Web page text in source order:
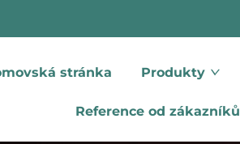
stránka Produkty
Reference od zákazníků